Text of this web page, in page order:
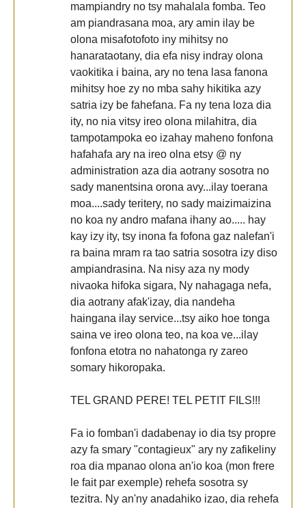
mampiandry no tsy mahalala fomba. Teo
am piandrasana moa, ary amin ilay be
olona misafotofoto iny mihitsy no
hanarataotany, dia efa nisy indray olona
vaokitika i baina, ary no tena lasa fanona
mihitsy hoe zy no mba sahy hikitika azy
satria izy be fahefana. Fa ny tena loza dia
ity, no nia vitsy ireo olona milahitra, dia
tampotampoka eo izahay maheno fonfona
hafahafa ary na ireo olna etsy @ ny
administration aza dia aotrany sosotra no
sady manentsina orona avy...ilay toerana
moa....sady teritery, no sady maizimaizina
no koa ny andro mafana ihany ao..... hay
kay izy ity, tsy inona fa fofona gaz nalefan'i
ra baina mram ra tao satria sosotra izy diso
ampiandrasina. Na nisy aza ny mody
nivaoka hifoka sigara, Ny nahagaga nefa,
dia aotrany afak'izay, dia nandeha
haingana ilay service...tsy aiko hoe tonga
saina ve ireo olona teo, na koa ve...ilay
fonfona etotra no nahatonga ry zareo
somary hikoropaka.
TEL GRAND PERE! TEL PETIT FILS!!!
Fa io fomban'i dadabenay io dia tsy propre
azy fa smary "contagieux" ary ny zafikeliny
roa dia mpanao olona an'io koa (mon frere
le fait par exemple) rehefa sosotra sy
tezitra. Ny an'ny anadahiko izao, dia rehefa